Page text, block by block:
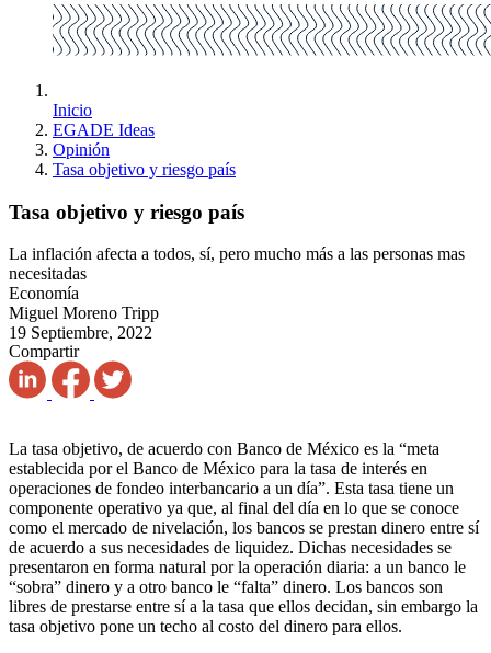
Inicio
EGADE Ideas
Opinión
Tasa objetivo y riesgo país
Tasa objetivo y riesgo país
La inflación afecta a todos, sí, pero mucho más a las personas mas
necesitadas
Economía
Miguel Moreno Tripp
19 Septiembre, 2022
Compartir
La tasa objetivo, de acuerdo con Banco de México es la “meta
establecida por el Banco de México para la tasa de interés en
operaciones de fondeo interbancario a un día”. Esta tasa tiene un
componente operativo ya que, al final del día en lo que se conoce
como el mercado de nivelación, los bancos se prestan dinero entre sí
de acuerdo a sus necesidades de liquidez. Dichas necesidades se
presentaron en forma natural por la operación diaria: a un banco le
“sobra” dinero y a otro banco le “falta” dinero. Los bancos son
libres de prestarse entre sí a la tasa que ellos decidan, sin embargo la
tasa objetivo pone un techo al costo del dinero para ellos.